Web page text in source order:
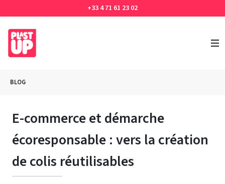
+33 4 71 61 23 02
BLOG
E-commerce et démarche
écoresponsable : vers la création
de colis réutilisables